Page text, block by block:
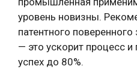
уровень новизны.
патентного
— это ускорит процесс
успех до 80%.